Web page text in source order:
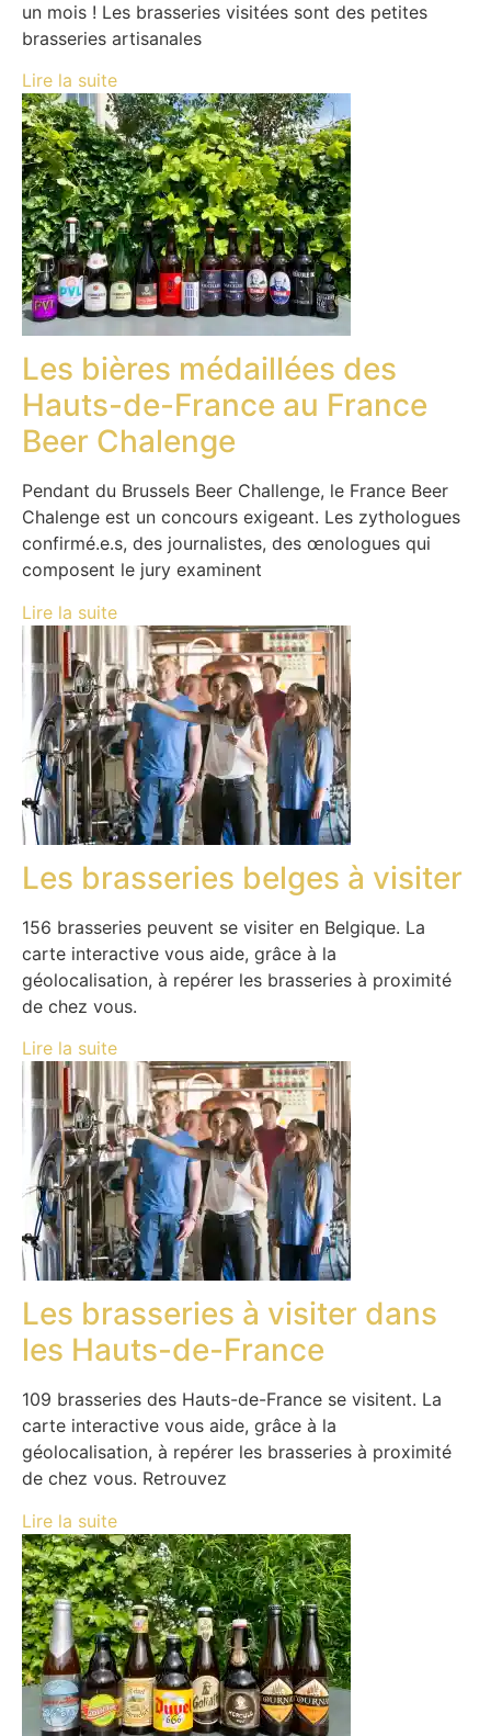
un mois ! Les brasseries visitées sont des petites
brasseries artisanales
Lire la suite
Les bières médaillées des
Hauts-de-France au France
Beer Chalenge
Pendant du Brussels Beer Challenge, le France Beer
Chalenge est un concours exigeant. Les zythologues
confirmé.e.s, des journalistes, des œnologues qui
composent le jury examinent
Lire la suite
Les brasseries belges à visiter
156 brasseries peuvent se visiter en Belgique. La
carte interactive vous aide, grâce à la
géolocalisation, à repérer les brasseries à proximité
de chez vous.
Lire la suite
Les brasseries à visiter dans
les Hauts-de-France
109 brasseries des Hauts-de-France se visitent. La
carte interactive vous aide, grâce à la
géolocalisation, à repérer les brasseries à proximité
de chez vous. Retrouvez
Lire la suite